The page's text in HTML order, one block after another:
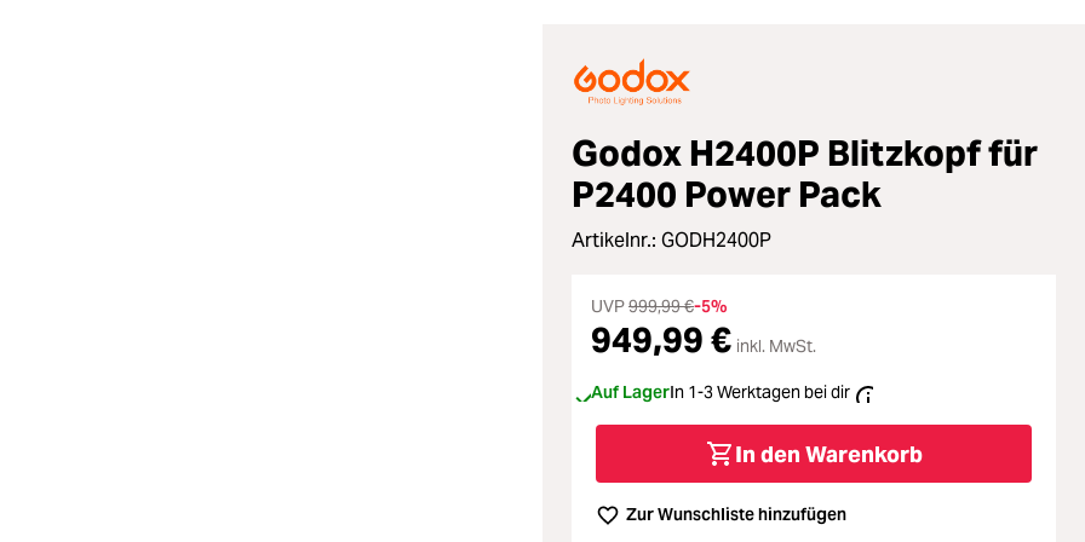
Godox H2400P Blitzkopf für
P2400 Power Pack
Artikelnr.: GODH2400P
UVP999,99 €-5%
949,99 € inkl. MwSt.
Auf LagerIn 1-3 Werktagen bei dir
In den Warenkorb
Zur Wunschliste hinzufügen